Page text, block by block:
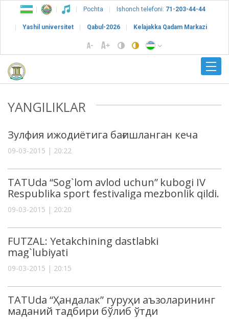
Pochta Ishonch telefoni: 71-203-44-44
Yashil universitet Qabul-2026 Kelajakka Qadam Markazi
YANGILIKLAR
Зулфия ижодиётига бағишланган кеча
09-03-2015 | 20:22
TATUda “Sog`lom avlod uchun” kubogi IV
Respublika sport festivaliga mezbonlik qildi.
09-03-2015 | 20:20
FUTZAL: Yetakchining dastlabki
mag`lubiyati
09-03-2015 | 20:15
TATUda “Ҳандалак” гуруҳи аъзоларининг
маданий тадбири бўлиб ўтди